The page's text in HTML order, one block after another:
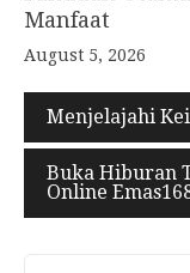
Manfaat
August 5, 2026
Menjelajahi
Buka Hiburan
Online